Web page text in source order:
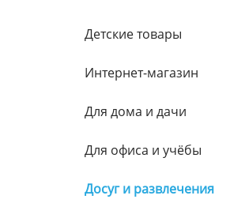
Детские товары
Интернет-магазин
Для дома и дачи
Для офиса и учёбы
Досуг и развлечения